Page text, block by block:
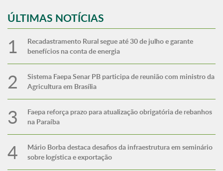
ÚLTIMAS NOTÍCIAS
Recadastramento Rural segue até 30 de julho e garante
benefícios na conta de energia
Sistema Faepa Senar PB participa de reunião com ministro da
Agricultura em Brasília
Faepa reforça prazo para atualização obrigatória de rebanhos
na Paraíba
Mário Borba destaca desafios da infraestrutura em seminário
sobre logística e exportação